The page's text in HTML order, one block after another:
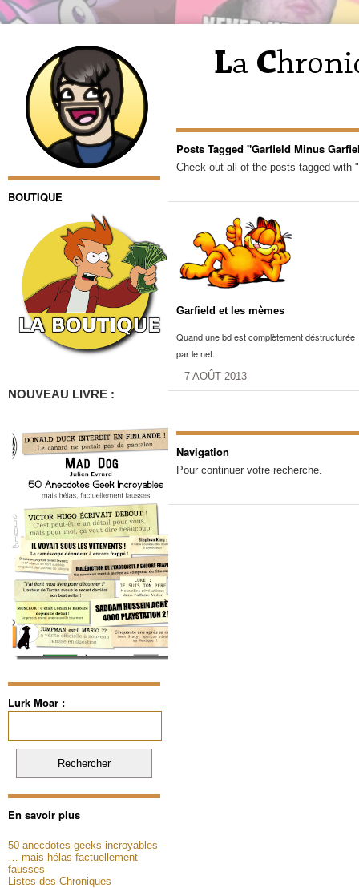
BOUTIQUE
NOUVEAU LIVRE :
Lurk Moar :
En savoir plus
50 anecdotes geeks incroyables
… mais hélas factuellement
fausses
Listes des Chroniques
Posts Tagged "Garfield Minus
Check out all of the posts tagged with
Garfield et les mèmes
Quand une bd est complètement déstructurée
par le net.
7 AOÛT 2013
Navigation
Pour continuer votre recherche.